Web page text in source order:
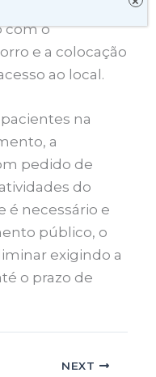
com o
e a colocação
ao local.
na
a
pedido de
do
é necessário e
público, o
exigindo a
o prazo de
NEXT